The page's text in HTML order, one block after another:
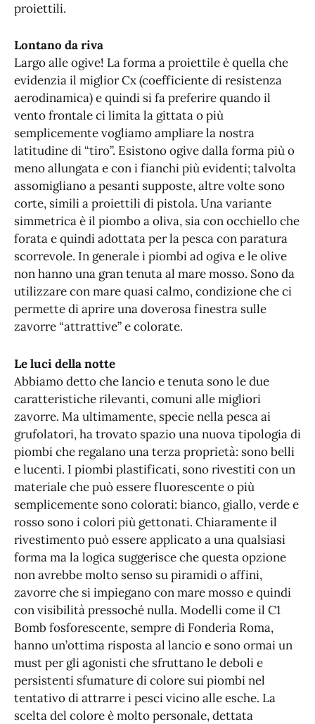
proiettili.
Lontano da riva
Largo alle ogive! La forma a proiettile è quella che
evidenzia il miglior Cx (coefficiente di resistenza
aerodinamica) e quindi si fa preferire quando il
vento frontale ci limita la gittata o più
semplicemente vogliamo ampliare la nostra
latitudine di “tiro”. Esistono ogive dalla forma più o
meno allungata e con i fianchi più evidenti; talvolta
assomigliano a pesanti supposte, altre volte sono
corte, simili a proiettili di pistola. Una variante
simmetrica è il piombo a oliva, sia con occhiello che
forata e quindi adottata per la pesca con paratura
scorrevole. In generale i piombi ad ogiva e le olive
non hanno una gran tenuta al mare mosso. Sono da
utilizzare con mare quasi calmo, condizione che ci
permette di aprire una doverosa finestra sulle
zavorre “attrattive” e colorate.
Le luci della notte
Abbiamo detto che lancio e tenuta sono le due
caratteristiche rilevanti, comuni alle migliori
zavorre. Ma ultimamente, specie nella pesca ai
grufolatori, ha trovato spazio una nuova tipologia di
piombi che regalano una terza proprietà: sono belli
e lucenti. I piombi plastificati, sono rivestiti con un
materiale che può essere fluorescente o più
semplicemente sono colorati: bianco, giallo, verde e
rosso sono i colori più gettonati. Chiaramente il
rivestimento può essere applicato a una qualsiasi
forma ma la logica suggerisce che questa opzione
non avrebbe molto senso su piramidi o affini,
zavorre che si impiegano con mare mosso e quindi
con visibilità pressoché nulla. Modelli come il C1
Bomb fosforescente, sempre di Fonderia Roma,
hanno un’ottima risposta al lancio e sono ormai un
must per gli agonisti che sfruttano le deboli e
persistenti sfumature di colore sui piombi nel
tentativo di attrarre i pesci vicino alle esche. La
scelta del colore è molto personale, dettata